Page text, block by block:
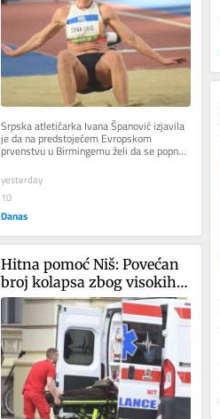
Srpska atletičarka Ivana Španović izjavila
je da na predstojećem Evropskom
prvenstvu u Birmingemu želi da se popne
na pobedničko postolje u...
yesterday
10
Danas
Hitna pomoć Niš: Povećan
broj kolapsa zbog visokih
temperatura